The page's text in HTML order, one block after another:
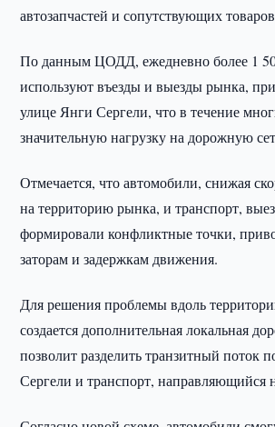
автозапчастей и сопутствующих
По данным ЦОДД, ежедневно более 1
используют въезды и выезды рынка,
улице Янги Сергели, что в течение
значительную нагрузку на дорожную
Отмечается, что автомобили, снижая
на территорию рынка, и транспорт,
формировали конфликтные точки,
заторам и задержкам движения.
Для решения проблемы вдоль
создается дополнительная локальная
позволит разделить транзитный поток
Сергели и транспорт, направляющийся